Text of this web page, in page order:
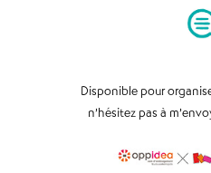
Disponible pour
n’hésitez pas à m’env